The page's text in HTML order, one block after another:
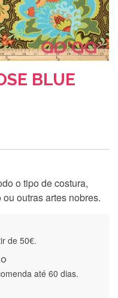
BLUE
o tipo de costura,
outras artes nobres.
de 50€.
até 60 dias.